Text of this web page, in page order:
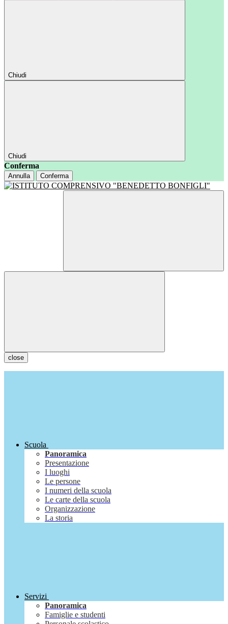
Chiudi
Chiudi
Conferma
Annulla Conferma
close
Scuola
Panoramica
Presentazione
I luoghi
Le persone
I numeri della scuola
Le carte della scuola
Organizzazione
La storia
Servizi
Panoramica
Famiglie e studenti